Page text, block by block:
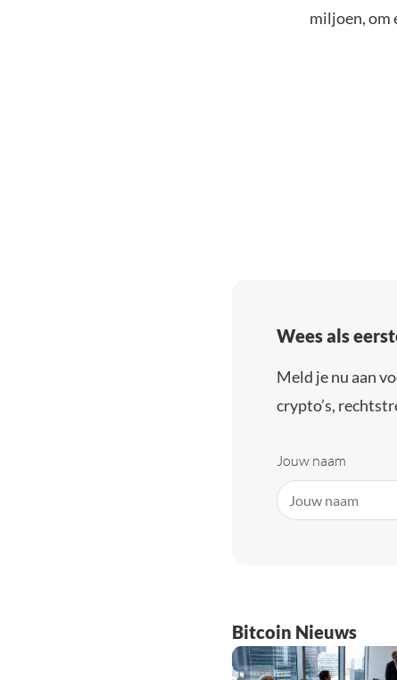
miljoen, om
Wees als
Meld je nu aan
crypto’s,
Jouw naam
Bitcoin Nieuws